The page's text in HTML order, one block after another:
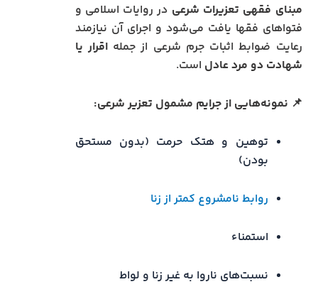
مبنای فقهی تعزیرات شرعی در روایات اسلامی و
فتواهای فقها یافت می‌شود و اجرای آن نیازمند
رعایت ضوابط اثبات جرم شرعی از جملهاقرار یا
شهادت دو مرد عادل است.
📌 نمونه‌هایی از جرایم مشمول تعزیر شرعی:
توهین و هتک حرمت (بدون مستحق
بودن)
روابط نامشروع کمتر از زنا
استمناء
نسبت‌های ناروا به غیر زنا و لواط